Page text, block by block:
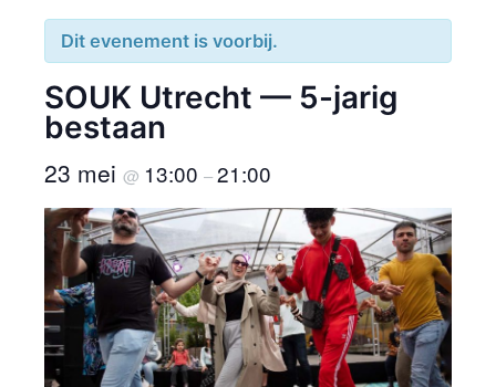
Dit evenement is voorbij.
SOUK Utrecht — 5-jarig
bestaan
23 mei @ 13:00 –21:00